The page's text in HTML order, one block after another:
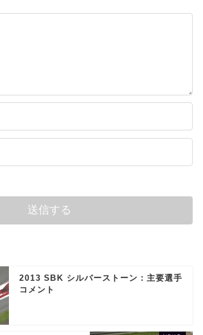
2013 SBK シルバーストーン：主要選手
コメント